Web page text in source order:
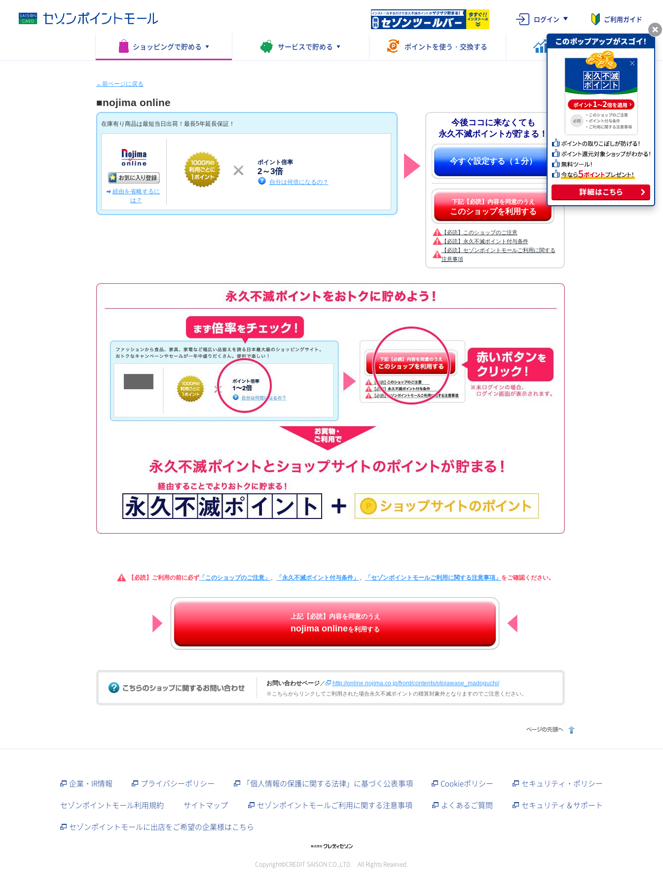
ログイン ご利用ガイド
ショッピングで貯める サービスで貯める ポイントを使う・交換する ポイントを運用する
←前ページに戻る
■nojima online
在庫有り商品は最短当日出荷！最長5年延長保証！
経由を省略するに
は？
ポイント倍率
2～3倍
自分は何倍になるの？
今後ココに来なくても
永久不滅ポイントが貯まる！
今すぐ設定する（１分）
下記【必読】内容を同意のうえ
このショップを利用する
【必読】このショップのご注意
【必読】永久不滅ポイント付与条件
【必読】セゾンポイントモールご利用に関する
注意事項
【必読】ご利用の前に必ず 「このショップのご注意」 、 「永久不滅ポイント付与条件」 、 「セゾンポイントモールご利用に関する注意事項」 をご確認ください。
上記【必読】内容を同意のうえ
nojima onlineを利用する
お問い合わせページ／ http://online.nojima.co.jp/front/contents/otoiawase_madoguchi/
※こちらからリンクしてご利用された場合永久不滅ポイントの積算対象外となりますのでご注意ください。
企業・IR情報 プライバシーポリシー 「個人情報の保護に関する法律」に基づく公表事項 Cookieポリシー
セキュリティ・ポリシー
セゾンポイントモール利用規約
サイトマップ セゾンポイントモールご利用に関する注意事項 よくあるご質問
セキュリティ＆サポート
セゾンポイントモールに出店をご希望の企業様はこちら
Copyright©CREDIT SAISON CO.,LTD. All Rights Reserved.